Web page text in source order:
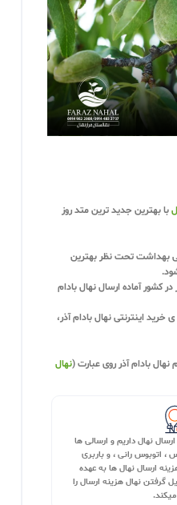
با بهترین جدید ترین متد روز
بهداشتتحت نظر بهترین
در کشور آماده ارسالنهال بادام
ی خرید اینترنتی نهال بادام آذر،
نهال بادام آذر روی عبارت(نهال
نهال داریم و ارسالی ها
، اتوبوس رانی ، و باربری
ارسال نهال ها به عهده
گرفتن نهال هزینه ارسال را